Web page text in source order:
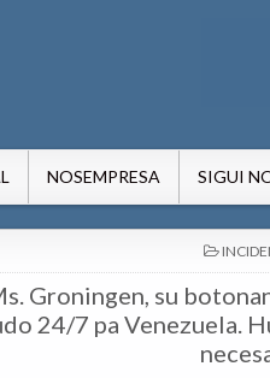
NOSEMPRESA SIGUI
IN
Groningen, su
24/7 pa Venezuela.